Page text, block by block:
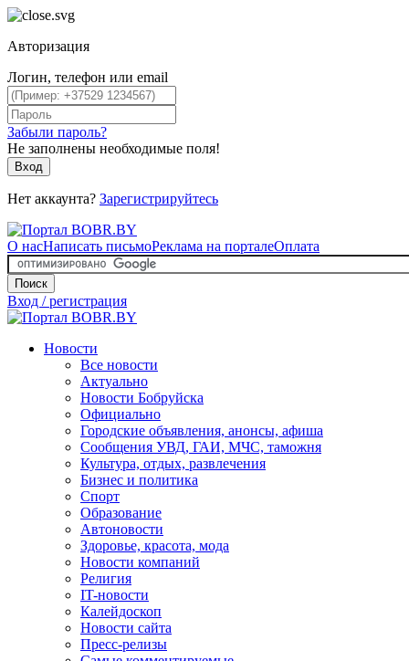
Авторизация
Логин, телефон или email
Забыли пароль?
Не заполнены необходимые поля!
Вход
Нет аккаунта? Зарегистрируйтесь
О насНаписать письмоРеклама на порталеОплата
Поиск
Вход / регистрация
Новости
Все новости
Актуально
Новости Бобруйска
Официально
Городские объявления, анонсы, афиша
Сообщения УВД, ГАИ, МЧС, таможня
Культура, отдых, развлечения
Бизнес и политика
Спорт
Образование
Автоновости
Здоровье, красота, мода
Новости компаний
Религия
IT-новости
Калейдоскоп
Новости сайта
Пресс-релизы